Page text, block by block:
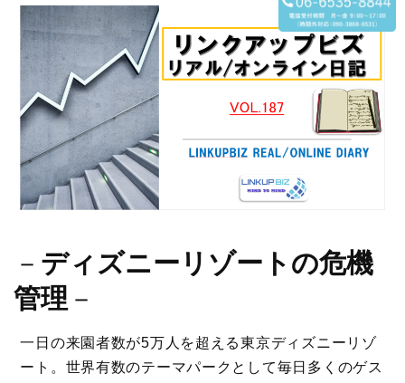
－ ディズニーリゾートの危機
管理 －
一日の来園者数が5万人を超える東京ディズニーリゾ
ート。世界有数のテーマパークとして毎日多くのゲス